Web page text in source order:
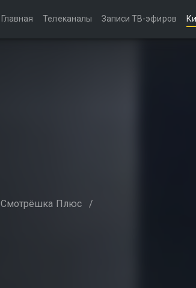
Главная Телеканалы Записи ТВ-эфиров
Смотрёшка Плюс /